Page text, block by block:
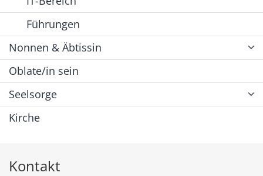
Führungen
Nonnen & Äbtissin
Oblate/in sein
Seelsorge
Kirche
Kontakt